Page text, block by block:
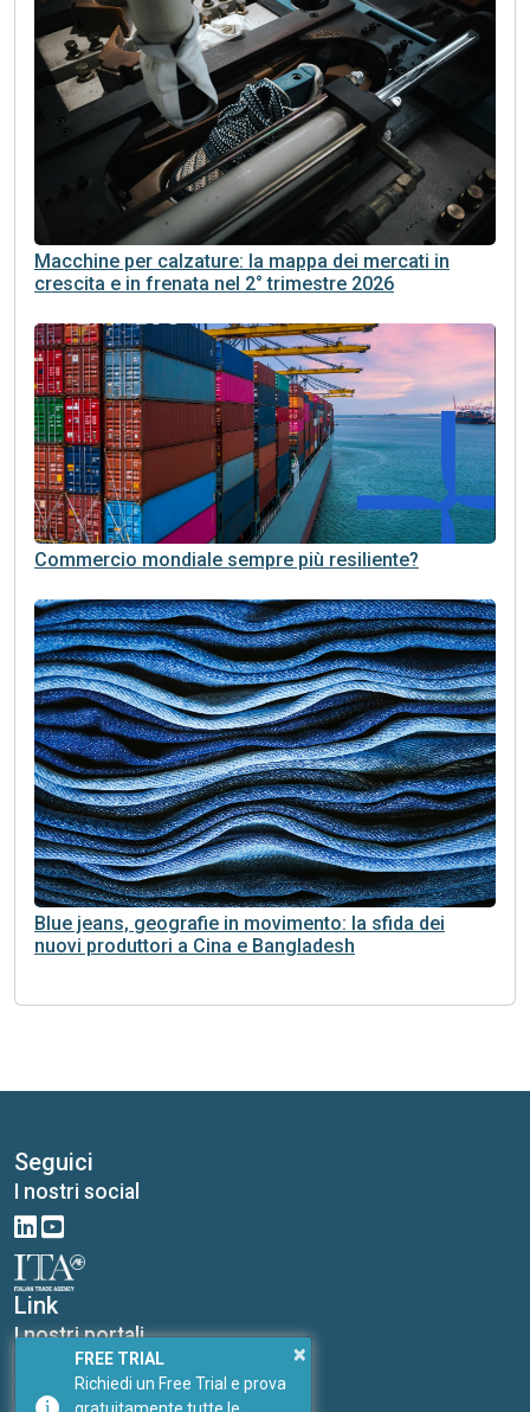
Macchine per calzature: la mappa dei mercati in
crescita e in frenata nel 2° trimestre 2026
Commercio mondiale sempre più resiliente?
Blue jeans, geografie in movimento: la sfida dei
nuovi produttori a Cina e Bangladesh
Seguici
I nostri social
Link
I nostri portali
PricePedia
ForDataScientist
×
FREE TRIAL
Richiedi un Free Trial e prova